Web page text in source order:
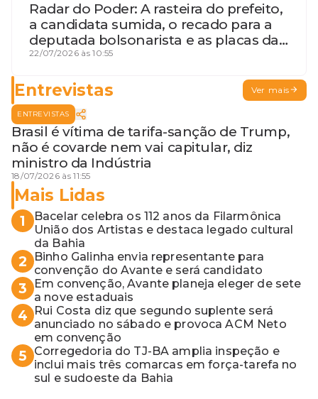
Radar do Poder: A rasteira do prefeito,
a candidata sumida, o recado para a
deputada bolsonarista e as placas da
discórdia
22/07/2026 às 10:55
Entrevistas Ver mais
ENTREVISTAS
Brasil é vítima de tarifa-sanção de Trump,
não é covarde nem vai capitular, diz
ministro da Indústria
18/07/2026 às 11:55
Mais Lidas
1
Bacelar celebra os 112 anos da Filarmônica
União dos Artistas e destaca legado cultural
da Bahia
2
Binho Galinha envia representante para
convenção do Avante e será candidato
3
Em convenção, Avante planeja eleger de sete
a nove estaduais
4
Rui Costa diz que segundo suplente será
anunciado no sábado e provoca ACM Neto
em convenção
5
Corregedoria do TJ-BA amplia inspeção e
inclui mais três comarcas em força-tarefa no
sul e sudoeste da Bahia